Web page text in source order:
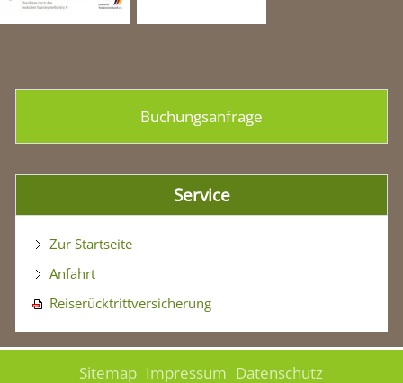
Buchungsanfrage
Service
Zur Startseite
Anfahrt
Reiserücktrittversicherung
Sitemap Impressum Datenschutz